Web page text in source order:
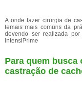
A onde fazer cirurgia de
temais mais comuns da
devendo ser realizada
IntensiPrime
Para quem busca
castração de